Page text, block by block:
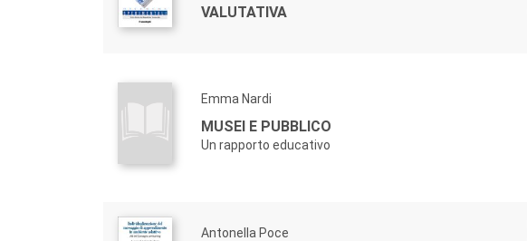
VALUTATIVA
Emma Nardi
MUSEI E PUBBLICO
Un rapporto educativo
Antonella Poce